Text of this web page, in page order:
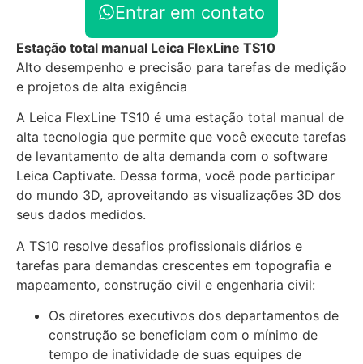
Entrar em contato
Estação total manual Leica FlexLine TS10
Alto desempenho e precisão para tarefas de medição
e projetos de alta exigência
A Leica FlexLine TS10 é uma estação total manual de
alta tecnologia que permite que você execute tarefas
de levantamento de alta demanda com o software
Leica Captivate. Dessa forma, você pode participar
do mundo 3D, aproveitando as visualizações 3D dos
seus dados medidos.
A TS10 resolve desafios profissionais diários e
tarefas para demandas crescentes em topografia e
mapeamento, construção civil e engenharia civil:
Os diretores executivos dos departamentos de
construção se beneficiam com o mínimo de
tempo de inatividade de suas equipes de